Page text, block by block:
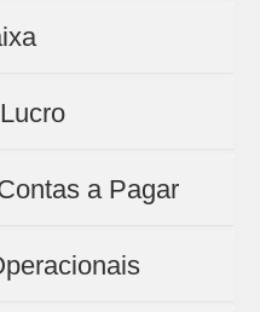
a Pagar